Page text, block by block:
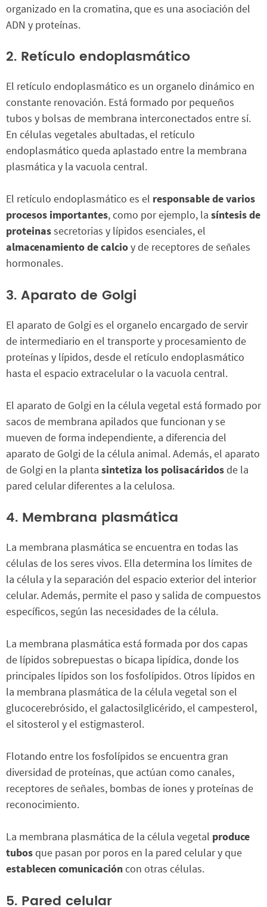
organizado en la cromatina, que es una asociación del
ADN y proteínas.
2. Retículo endoplasmático
El retículo endoplasmático es un organelo dinámico en
constante renovación. Está formado por pequeños
tubos y bolsas de membrana interconectados entre sí.
En células vegetales abultadas, el retículo
endoplasmático queda aplastado entre la membrana
plasmática y la vacuola central.
El retículo endoplasmático es el responsable de varios
procesos importantes, como por ejemplo, la síntesis de
proteinassecretorias y lípidos esenciales, el
almacenamiento de calcioy de receptores de señales
hormonales.
3. Aparato de Golgi
El aparato de Golgi es el organelo encargado de servir
de intermediario en el transporte y procesamiento de
proteínas y lípidos, desde el retículo endoplasmático
hasta el espacio extracelular o la vacuola central.
El aparato de Golgi en la célula vegetal está formado por
sacos de membrana apilados que funcionan y se
mueven de forma independiente, a diferencia del
aparato de Golgi de la célula animal. Además, el aparato
de Golgi en la planta sintetiza los polisacáridosde la
pared celular diferentes a la celulosa.
4. Membrana plasmática
La membrana plasmática se encuentra en todas las
células de los seres vivos. Ella determina los límites de
la célula y la separación del espacio exterior del interior
celular. Además, permite el paso y salida de compuestos
específicos, según las necesidades de la célula.
La membrana plasmática está formada por dos capas
de lípidos sobrepuestas o bicapa lipídica, donde los
principales lípidos son los fosfolípidos. Otros lípidos en
la membrana plasmática de la célula vegetal son el
glucocerebrósido, el galactosilglicérido, el campesterol,
el sitosterol y el estigmasterol.
Flotando entre los fosfolípidos se encuentra gran
diversidad de proteínas, que actúan como canales,
receptores de señales, bombas de iones y proteínas de
reconocimiento.
La membrana plasmática de la célula vegetal produce
tubosque pasan por poros en la pared celular y que
establecen comunicacióncon otras células.
5. Pared celular